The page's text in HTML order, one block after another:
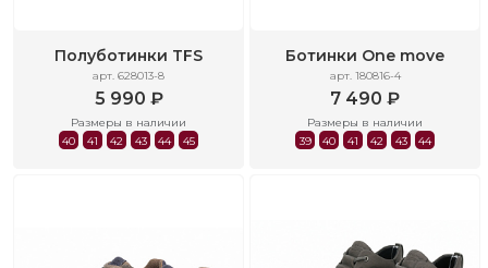
Полуботинки TFS
арт. 628013-8
5 990 ₽
Размеры в наличии
40
41 42 43 44 45
Ботинки One move
арт. 180816-4
7 490 ₽
Размеры в наличии
39
40 41 42 43 44